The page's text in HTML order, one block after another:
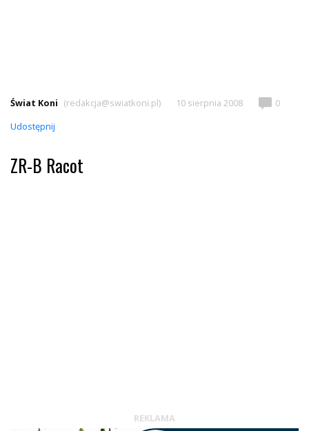
Świat Koni (redakcja@swiatkoni.pl) 10 sierpnia 2008
0
Udostępnij
ZR-B Racot
REKLAMA